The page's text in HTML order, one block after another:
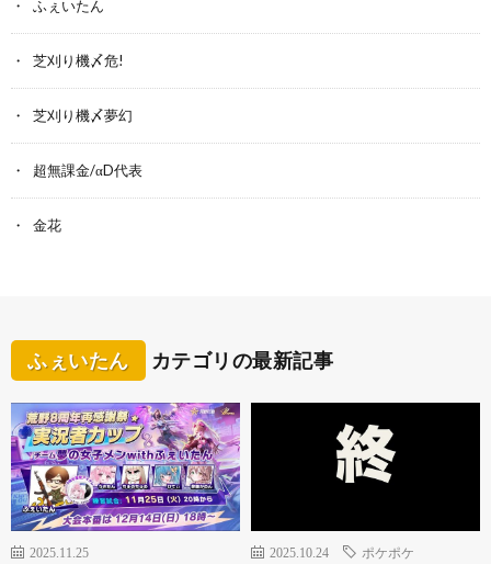
ふぇいたん
芝刈り機〆危!
芝刈り機〆夢幻
超無課金/αD代表
金花
ふぇいたん カテゴリの最新記事
2025.11.25
2025.10.24 ポケポケ